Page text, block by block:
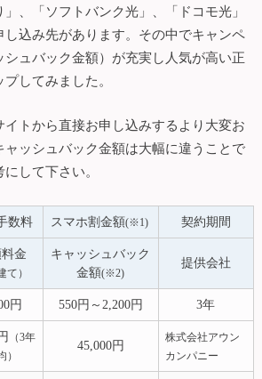
、「ソフトバンク光」、「ドコモ光」
し込み先があります。その中でキャンペ
シュバック金額）が充実し人気が高い正
してみました。
イトから直接お申し込みするより大変お
ッシュバック金額は大幅に違うことで
して下さい。
数料 スマホ割金額(※1) 契約期間
料金
て）
キャッシュバック
金額(※2)
提供会社
円 550円～2,200円 3年
（3年
）
45,000円
株式会社アウン
カンパニー